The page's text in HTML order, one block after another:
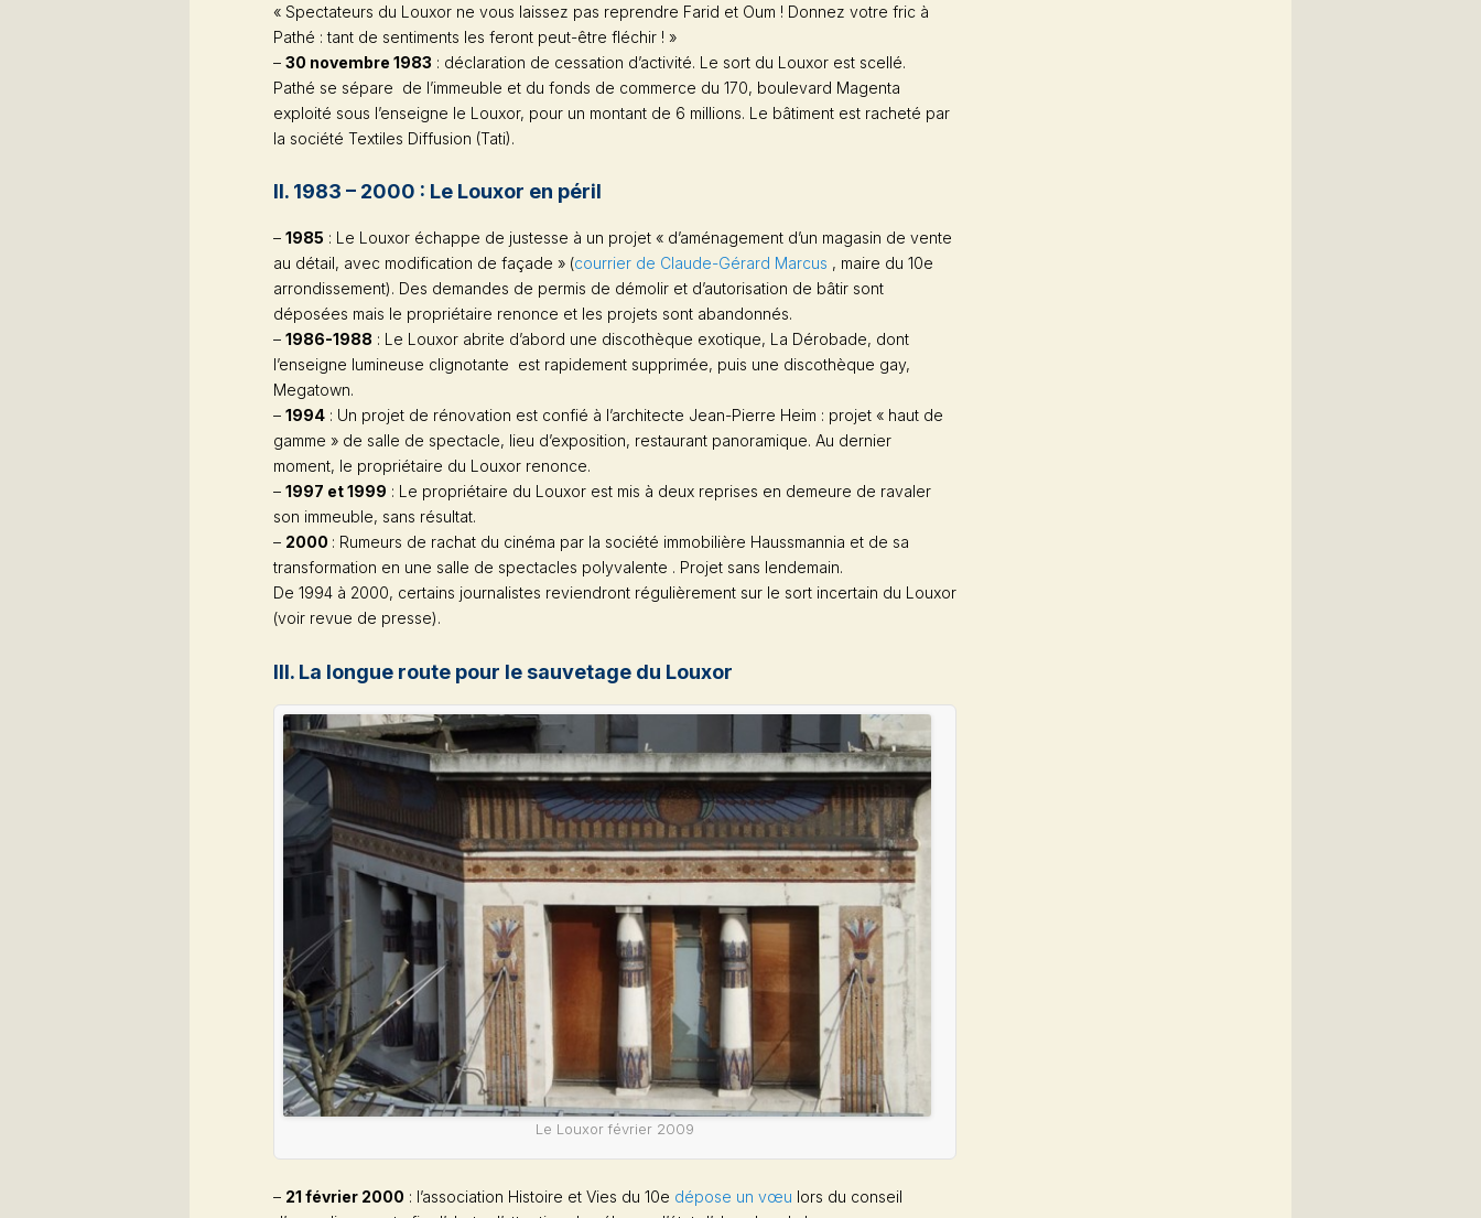
« Spectateurs du Louxor ne vous laissez pas reprendre Farid et Oum ! Donnez votre fric à
Pathé : tant de sentiments les feront peut-être fléchir ! »
– 30 novembre 1983 : déclaration de cessation d’activité. Le sort du Louxor est scellé.
Pathé se sépare de l’immeuble et du fonds de commerce du 170, boulevard Magenta
exploité sous l’enseigne le Louxor, pour un montant de 6 millions. Le bâtiment est racheté par
la société Textiles Diffusion (Tati).
II. 1983 – 2000 : Le Louxor en péril
– 1985 : Le Louxor échappe de justesse à un projet « d’aménagement d’un magasin de vente
au détail, avec modification de façade » (courrier de Claude-Gérard Marcus , maire du 10e
arrondissement). Des demandes de permis de démolir et d’autorisation de bâtir sont
déposées mais le propriétaire renonce et les projets sont abandonnés.
– 1986-1988 : Le Louxor abrite d’abord une discothèque exotique, La Dérobade, dont
l’enseigne lumineuse clignotante est rapidement supprimée, puis une discothèque gay,
Megatown.
– 1994 : Un projet de rénovation est confié à l’architecte Jean-Pierre Heim : projet « haut de
gamme » de salle de spectacle, lieu d’exposition, restaurant panoramique. Au dernier
moment, le propriétaire du Louxor renonce.
– 1997 et 1999 : Le propriétaire du Louxor est mis à deux reprises en demeure de ravaler
son immeuble, sans résultat.
– 2000 : Rumeurs de rachat du cinéma par la société immobilière Haussmannia et de sa
transformation en une salle de spectacles polyvalente . Projet sans lendemain.
De 1994 à 2000, certains journalistes reviendront régulièrement sur le sort incertain du Louxor
(voir revue de presse).
III. La longue route pour le sauvetage du Louxor
Le Louxor février 2009
– 21 février 2000 : l’association Histoire et Vies du 10e dépose un vœu lors du conseil